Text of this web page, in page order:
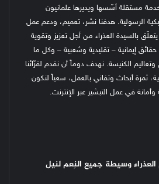
مستقلة أسّسها ويديرها علمانيون
الرسولية. هدفنا نشر، تعميم، ودعم عمل
بالسيدة العذراء من أجل تعزيز وتقوية
حقائق إيمانية – تقليدية وشعبية – وكل ما
الكنيسة. نهدف دوماً أن نقدم لقرّائنا
ثمرة أبحاث وتفاني بالعمل، سعياً لنكون
وأمانة في عمل التبشير عبر الإنترنت.
وسيطة جميع النِعم لنيل